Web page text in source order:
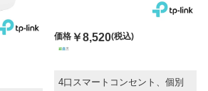
価格￥8,520(税込)
4口スマートコンセント、個別